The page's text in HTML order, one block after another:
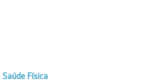
Saúde Física